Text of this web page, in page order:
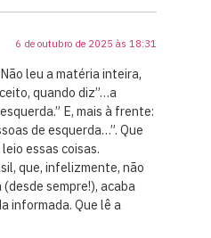
6 de outubro de 2025 às 18:31
leu a matéria inteira,
quando diz”…a
E, mais à frente:
de esquerda…”. Que
essas coisas.
que, infelizmente, não
sempre!), acaba
informada. Que lê a